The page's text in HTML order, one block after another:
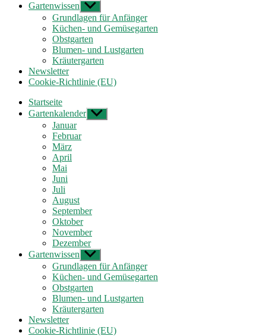
Gartenwissen Untermenü
anzeigen
Grundlagen für Anfänger
Küchen- und Gemüsegarten
Obstgarten
Blumen- und Lustgarten
Kräutergarten
Newsletter
Cookie-Richtlinie (EU)
Startseite
Gartenkalender Untermenü
anzeigen
Januar
Februar
März
April
Mai
Juni
Juli
August
September
Oktober
November
Dezember
Gartenwissen Untermenü
anzeigen
Grundlagen für Anfänger
Küchen- und Gemüsegarten
Obstgarten
Blumen- und Lustgarten
Kräutergarten
Newsletter
Cookie-Richtlinie (EU)